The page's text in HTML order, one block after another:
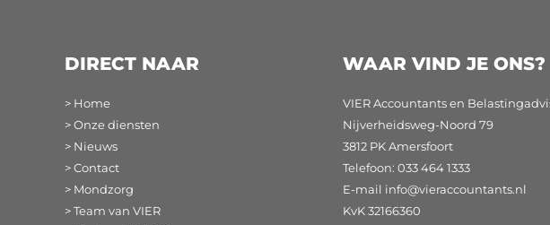
DIRECT NAAR
> Home
> Onze diensten
> Nieuws
> Contact
> Mondzorg
> Team van VIER
WAAR VIND JE ONS?
VIER Accountants en
Nijverheidsweg-Noord 79
3812 PK Amersfoort
Telefoon: 033 464 1333
E-mail info@vieraccountants.nl
KvK 32166360